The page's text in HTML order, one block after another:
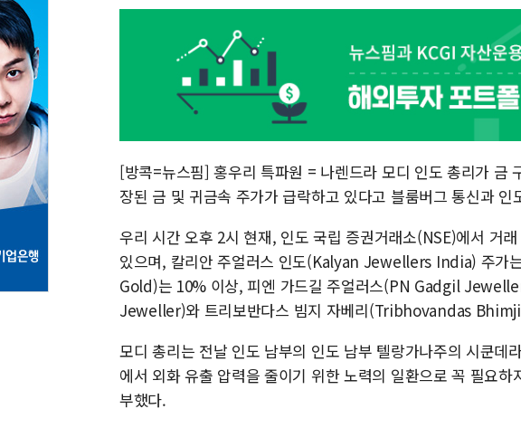
[방콕=뉴스핌] 홍우리 특파원 = 나렌드라 모디 인도 총리가 금
장된 금 및 귀금속 주가가 급락하고 있다고 블룸버그 통신과 인
우리 시간 오후 2시 현재, 인도 국립 증권거래소(NSE)에서 거
있으며, 칼리안 주얼러스 인도(Kalyan Jewellers India) 주가
Gold)는 10% 이상, 피엔 가드길 주얼러스(PN Gadgil
Jeweller)와 트리보반다스 빔지 자베리(Tribhovandas
모디 총리는 전날 인도 남부의 인도 남부 텔랑가나주의 시쿤데
에서 외화 유출 압력을 줄이기 위한 노력의 일환으로 꼭 필요
부했다.